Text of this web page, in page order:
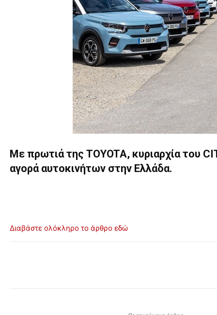
Με πρωτιά της TOYOTA, κυριαρχία του
αγορά αυτοκινήτων στην Ελλάδα.
Διαβάστε ολόκληρο το άρθρο εδώ